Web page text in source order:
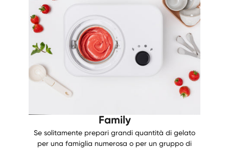
Family
Se solitamente prepari grandi quantità di gelato
per una famiglia numerosa o per un gruppo di